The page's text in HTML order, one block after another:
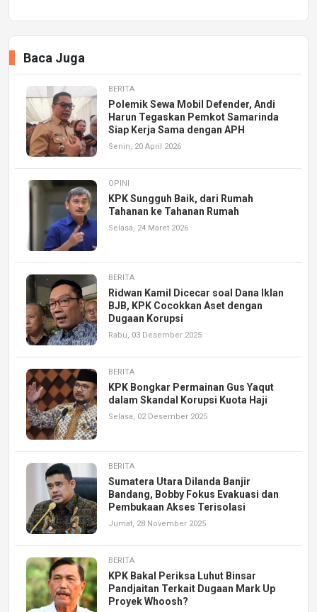
Baca Juga
BERITA
Polemik Sewa Mobil Defender, Andi
Harun Tegaskan Pemkot Samarinda
Siap Kerja Sama dengan APH
Senin, 20 April 2026
OPINI
KPK Sungguh Baik, dari Rumah
Tahanan ke Tahanan Rumah
Selasa, 24 Maret 2026
BERITA
Ridwan Kamil Dicecar soal Dana Iklan
BJB, KPK Cocokkan Aset dengan
Dugaan Korupsi
Rabu, 03 Desember 2025
BERITA
KPK Bongkar Permainan Gus Yaqut
dalam Skandal Korupsi Kuota Haji
Selasa, 02 Desember 2025
BERITA
Sumatera Utara Dilanda Banjir
Bandang, Bobby Fokus Evakuasi dan
Pembukaan Akses Terisolasi
Jumat, 28 November 2025
BERITA
KPK Bakal Periksa Luhut Binsar
Pandjaitan Terkait Dugaan Mark Up
Proyek Whoosh?